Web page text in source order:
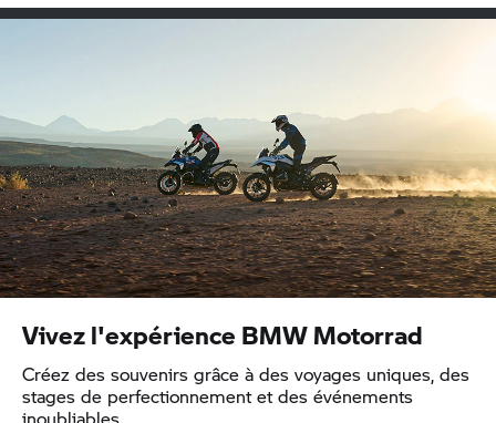
Vivez l'expérience BMW Motorrad
Créez des souvenirs grâce à des voyages uniques, des
stages de perfectionnement et des événements